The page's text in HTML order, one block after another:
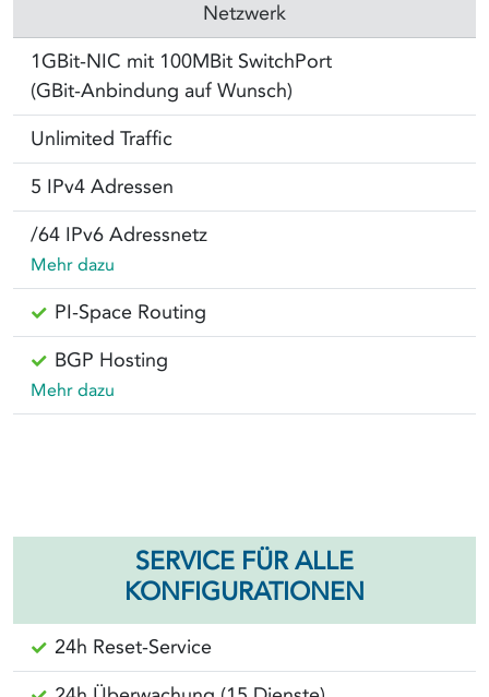
Netzwerk
1GBit-NIC mit 100MBit SwitchPort
(GBit-Anbindung auf Wunsch)
Unlimited Traffic
5 IPv4 Adressen
/64 IPv6 Adressnetz
Mehr dazu
PI-Space Routing
BGP Hosting
Mehr dazu
SERVICE FÜR ALLE
KONFIGURATIONEN
24h Reset-Service